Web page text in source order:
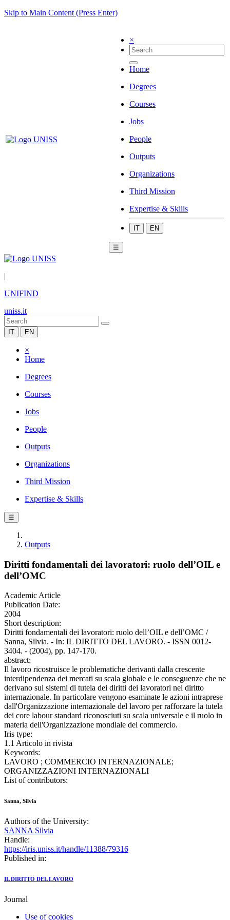
Skip to Main Content (Press Enter)
×
Home
Degrees
Courses
Jobs
People
Outputs
Organizations
Third Mission
Expertise & Skills
IT EN
☰
|
UNIFIND
uniss.it
IT EN
×
Home
Degrees
Courses
Jobs
People
Outputs
Organizations
Third Mission
Expertise & Skills
☰
Outputs
Diritti fondamentali dei lavoratori: ruolo dell’OIL e
dell’OMC
Academic Article
Publication Date:
2004
Short description:
Diritti fondamentali dei lavoratori: ruolo dell’OIL e dell’OMC /
Sanna, Silvia. - In: IL DIRITTO DEL LAVORO. - ISSN 0012-
3404. - (2004), pp. 147-170.
abstract:
Il lavoro ricostruisce le problematiche derivanti dalla crescente
interdipendenza dei mercati su scala globale e le conseguenze che ne
derivano sui sistemi di tutela dei diritti dei lavoratori nel diritto
internazionale. In particolare vengono esaminate le azioni intraprese
dall'Organizzazione internazionale del lavoro per rafforzare la tutela
dei core labour standard riconosciuti su scala universale e il ruolo in
materia dell'Organizzazione mondiale del commercio.
Iris type:
1.1 Articolo in rivista
Keywords:
LAVORO ; COMMERCIO INTERNAZIONALE;
ORGANIZZAZIONI INTERNAZIONALI
List of contributors:
Sanna, Silvia
Authors of the University:
SANNA Silvia
Handle:
https://iris.uniss.it/handle/11388/79316
Published in:
IL DIRITTO DEL LAVORO
Journal
Use of cookies